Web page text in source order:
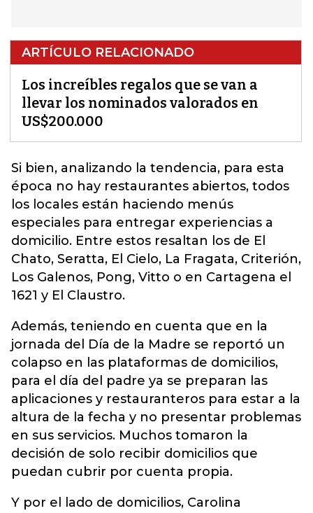
ARTÍCULO RELACIONADO
Los increíbles regalos que se van a
llevar los nominados valorados en
US$200.000
Si bien, analizando la tendencia, para esta
época no hay restaurantes abiertos, todos
los locales están haciendo menús
especiales para entregar experiencias a
domicilio. Entre estos resaltan los de El
Chato, Seratta, El Cielo, La Fragata, Criterión,
Los Galenos, Pong, Vitto o en Cartagena el
1621 y El Claustro.
Además, teniendo en cuenta que en la
jornada del Día de la Madre se reportó un
colapso en las plataformas de domicilios,
para el día del padre ya se preparan las
aplicaciones y restauranteros para estar a la
altura de la fecha y no presentar problemas
en sus servicios. Muchos tomaron la
decisión de solo recibir domicilios que
puedan cubrir por cuenta propia.
Y por el lado de domicilios, Carolina